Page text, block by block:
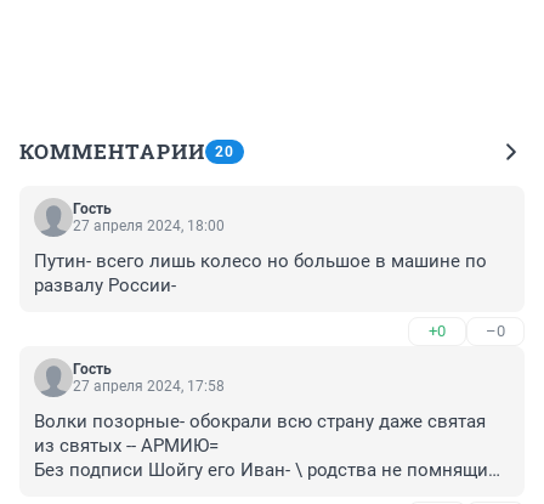
КОММЕНТАРИИ 20
Гость
27 апреля 2024, 18:00
Путин- всего лишь колесо но большое в машине по
развалу России-
+0 –0
Гость
27 апреля 2024, 17:58
Волки позорные- обокрали всю страну даже святая
из святых -- АРМИЮ=
Без подписи Шойгу его Иван- \ родства не помнящий